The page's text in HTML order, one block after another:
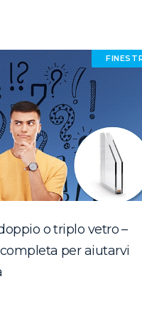
o triplo vetro –
per aiutarvi